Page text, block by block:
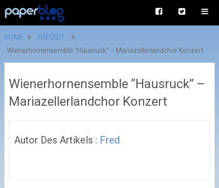
HOME
FREIZEIT
Wienerhornensemble “Hausruck” – Mariazellerlandchor Konzert
Wienerhornensemble “Hausruck” –
Mariazellerlandchor Konzert
Autor Des Artikels : Fred